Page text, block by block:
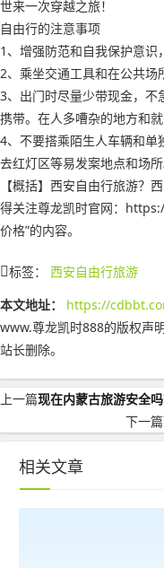
世来一次穿越之旅！
自由行的注意事项
1、增强防范和自我保护意
2、乘坐交通工具和在公共场
3、出门时尽量少带现金，
携带。在人多嘈杂的地方和
4、不要搭乘陌生人车辆和
去红灯区等易发案地点和场所
【概括】西安自由行旅游？
得关注尊龙凯时官网：
价格”的内容。
标签： 西安自由行旅游
本文地址：
https://
www.尊龙凯时888的版权声明
站长删除。
上一篇现在内蒙古旅游安全
下一篇
相关文章